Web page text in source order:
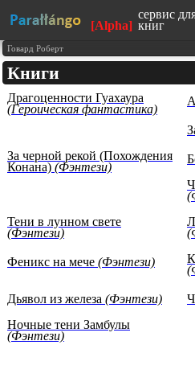
[Alpha]
сервис
книг
сайт
любимые
1500
момент
тексты
языков)
Говард Роберт
Книги
Драгоценности Гуахаура
(Героическая фантастика)
За черной рекой (Похождения
Конана) (Фэнтези)
Тени в лунном свете
(Фэнтези)
Феникс на мече (Фэнтези)
Дьявол из железа (Фэнтези)
Ночные тени Замбулы
(Фэнтези)